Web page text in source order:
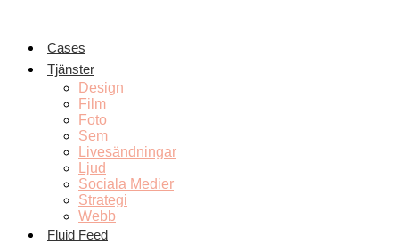
innehållCases
Tjänster
Design
Film
Foto
Sem
Livesändningar
Ljud
Sociala Medier
Strategi
Webb
Fluid Feed